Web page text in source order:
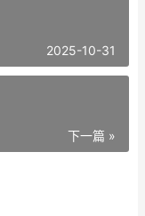
2025-10-31
下一篇 »